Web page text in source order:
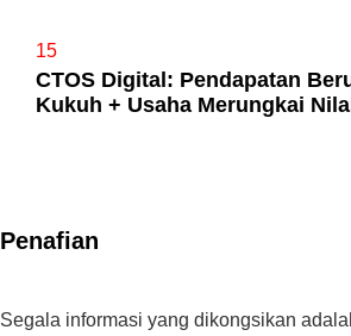
15
CTOS Digital: Pendapatan
Kukuh + Usaha Merungkai
Penafian
Segala informasi yang dikongsikan